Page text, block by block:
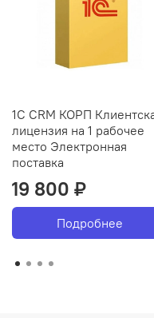
1С CRM КОРП
лицензия на 1 рабочее
место Электронная
поставка
19 800 ₽
Подробнее